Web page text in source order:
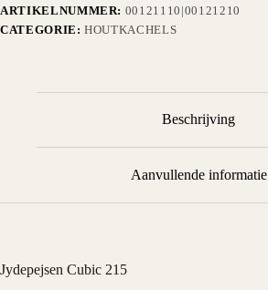
ARTIKELNUMMER: 00121110|00121210
CATEGORIE:HOUTKACHELS
Beschrijving
Aanvullende informatie
Jydepejsen Cubic 215